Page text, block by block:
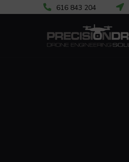
616 843 204